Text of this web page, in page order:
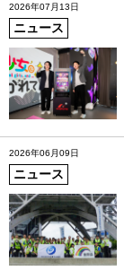
2026年07月13日
ニュース
2026年06月09日
ニュース